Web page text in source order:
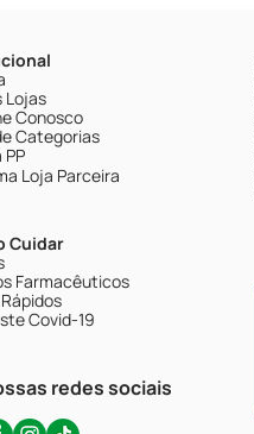
Lojas
Conosco
Categorias
PP
Loja Parceira
Cuidar
Farmacêuticos
Covid-19
redes sociais